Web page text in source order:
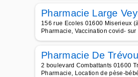
Pharmacie Large
156 rue Ecoles 01600 Miserieux
Pharmacie, Vaccination covid-
Pharmacie De
2 boulevard Combattants 01600
Pharmacie, Location de pèse-